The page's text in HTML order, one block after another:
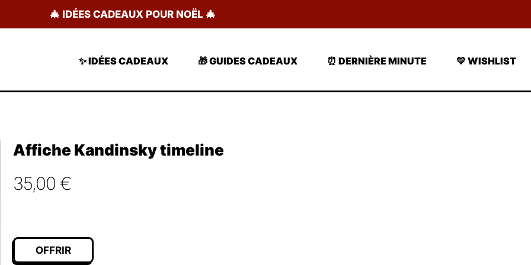
🎄 IDÉES CADEAUX POUR NOËL 🎄
✨ IDÉES CADEAUX 🎁 GUIDES CADEAUX ⏰ DERNIÈRE MINUTE 💛 WISHLIST
Affiche Kandinsky timeline
35,00 €
OFFRIR